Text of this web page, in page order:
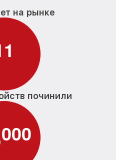
на рынке
1
починили
000